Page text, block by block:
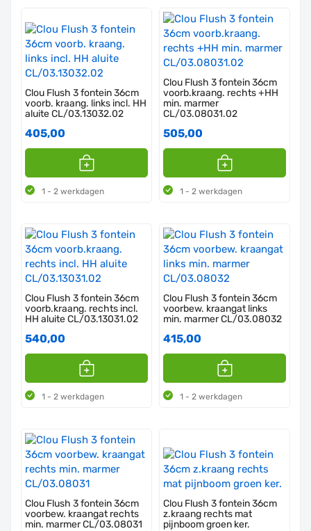
Clou Flush 3 fontein 36cm
voorb. kraang. links incl. HH
aluite CL/03.13032.02
405,00
1 - 2 werkdagen
Clou Flush 3 fontein 36cm
voorb.kraang. rechts +HH
min. marmer
CL/03.08031.02
505,00
1 - 2 werkdagen
Clou Flush 3 fontein 36cm
voorb.kraang. rechts incl.
HH aluite CL/03.13031.02
540,00
1 - 2 werkdagen
Clou Flush 3 fontein 36cm
voorbew. kraangat links
min. marmer CL/03.08032
415,00
1 - 2 werkdagen
Clou Flush 3 fontein 36cm
voorbew. kraangat rechts
min. marmer CL/03.08031
Clou Flush 3 fontein 36cm
z.kraang rechts mat
pijnboom groen ker.